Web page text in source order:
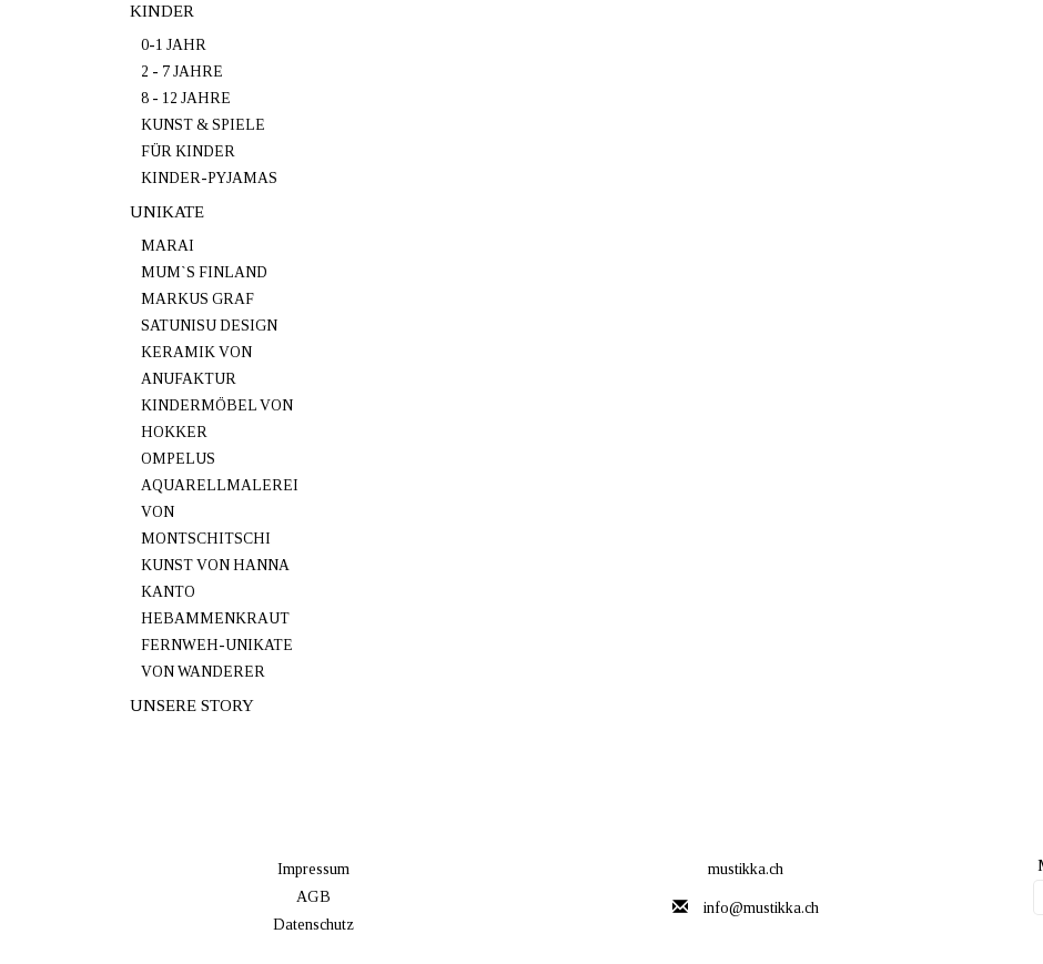
KINDER
0-1 JAHR
2 - 7 JAHRE
8 - 12 JAHRE
KUNST & SPIELE
FÜR KINDER
KINDER-PYJAMAS
UNIKATE
MARAI
MUM`S FINLAND
MARKUS GRAF
SATUNISU DESIGN
KERAMIK VON
ANUFAKTUR
KINDERMÖBEL VON
HOKKER
OMPELUS
AQUARELLMALEREI
VON
MONTSCHITSCHI
KUNST VON HANNA
KANTO
HEBAMMENKRAUT
FERNWEH-UNIKATE
VON WANDERER
UNSERE STORY
Impressum
AGB
Datenschutz
mustikka.ch
info@mustikka.ch